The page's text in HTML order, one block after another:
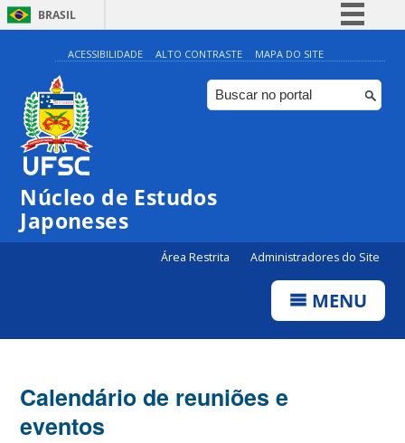
BRASIL
Simplifique!
Comunica BR
Participe
ACESSIBILIDADE ALTO CONTRASTE MAPA DO SITE
Núcleo de Estudos
Japoneses
Área Restrita Administradores do Site
MENU
Calendário de reuniões e
eventos